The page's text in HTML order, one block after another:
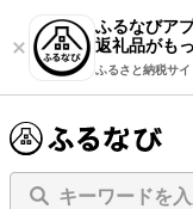
ふるなびア
返礼品がも
ふるさと納税サイ
キーワードを